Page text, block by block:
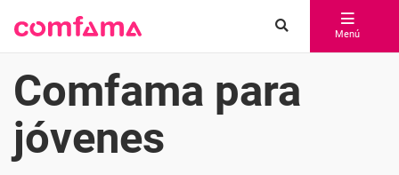
Menú
Comfama para
jóvenes